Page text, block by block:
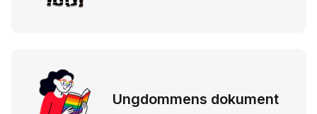
Ungdommens dokument